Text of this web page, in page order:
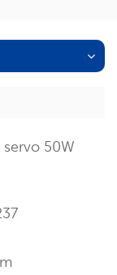
50W